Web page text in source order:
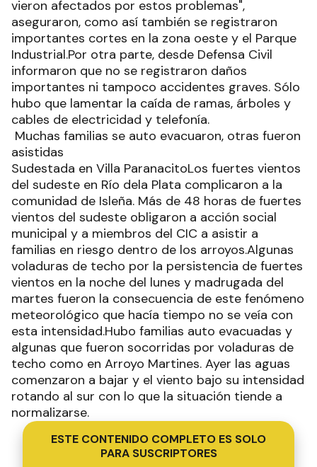
vieron afectados por estos problemas",
aseguraron, como así también se registraron
importantes cortes en la zona oeste y el Parque
Industrial.Por otra parte, desde Defensa Civil
informaron que no se registraron daños
importantes ni tampoco accidentes graves. Sólo
hubo que lamentar la caída de ramas, árboles y
cables de electricidad y telefonía.
Muchas familias se auto evacuaron, otras fueron
asistidas
Sudestada en Villa ParanacitoLos fuertes vientos
del sudeste en Río dela Plata complicaron a la
comunidad de Isleña. Más de 48 horas de fuertes
vientos del sudeste obligaron a acción social
municipal y a miembros del CIC a asistir a
familias en riesgo dentro de los arroyos.Algunas
voladuras de techo por la persistencia de fuertes
vientos en la noche del lunes y madrugada del
martes fueron la consecuencia de este fenómeno
meteorológico que hacía tiempo no se veía con
esta intensidad.Hubo familias auto evacuadas y
algunas que fueron socorridas por voladuras de
techo como en Arroyo Martines. Ayer las aguas
comenzaron a bajar y el viento bajo su intensidad
rotando al sur con lo que la situación tiende a
normalizarse.
ESTE CONTENIDO COMPLETO ES SOLO
PARA SUSCRIPTORES